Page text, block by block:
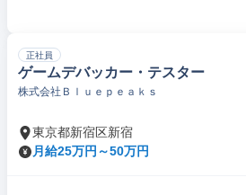
正社員
ゲームデバッカー・テスター
株式会社Ｂｌｕｅｐｅａｋｓ
東京都新宿区新宿
月給25万円～50万円